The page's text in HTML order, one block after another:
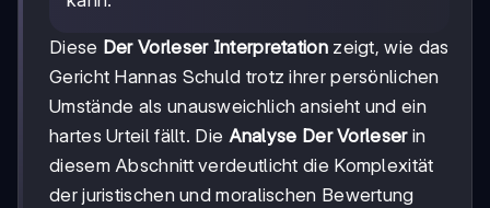
Diese Der Vorleser Interpretationzeigt, wie das
Gericht Hannas Schuld trotz ihrer persönlichen
Umstände als unausweichlich ansieht und ein
hartes Urteil fällt. Die Analyse Der Vorleserin
diesem Abschnitt verdeutlicht die Komplexität
der juristischen und moralischen Bewertung